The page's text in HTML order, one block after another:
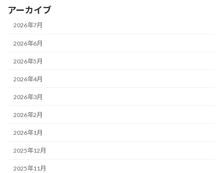
アーカイブ
2026年7月
2026年6月
2026年5月
2026年4月
2026年3月
2026年2月
2026年1月
2025年12月
2025年11月